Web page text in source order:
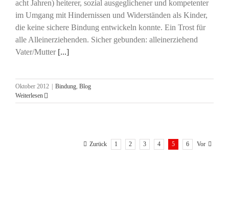
acht Jahren) heiterer, sozial ausgeglichener und kompetenter
im Umgang mit Hindernissen und Widerständen als Kinder,
die keine sichere Bindung entwickeln konnte. Ein Trost für
alle Alleinerziehenden. Sicher gebunden: alleinerziehend
Vater/Mutter [...]
Oktober 2012 Bindung, Blog
Weiterlesen
Zurück 1 2 3 4 5 6 Vor